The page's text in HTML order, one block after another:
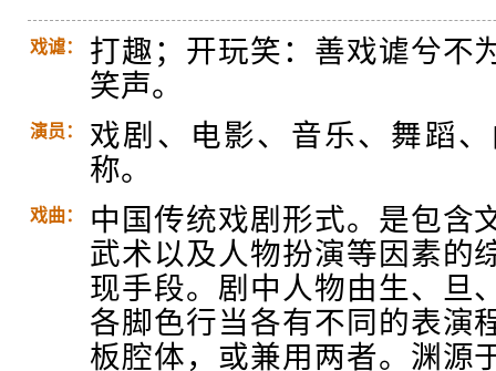
戏谑：
打趣；开玩笑：善戏谑兮不
笑声。
演员：
戏剧、电影、音乐、舞蹈
称。
戏曲：
中国传统戏剧形式。是包含
武术以及人物扮演等因素的
现手段。剧中人物由生、旦
各脚色行当各有不同的表演
板腔体，或兼用两者。渊源